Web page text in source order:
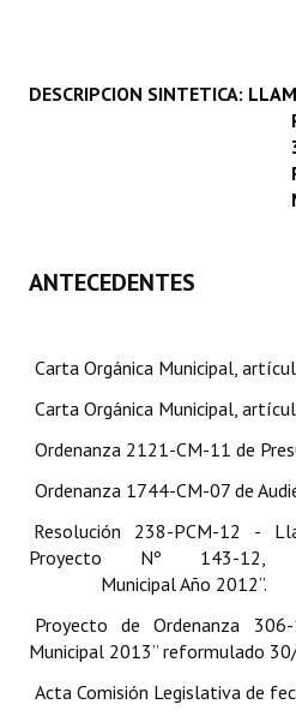
Reglamento Interno
Organigrama
DOCUMENTOS
Proyectos Presentados
Dictámenes Asesoría Letrada
Actas de Sesión
DESCRIPCION SINTETICA:
ANTECEDENTES
Carta Orgánica Municipal,
Carta Orgánica Municipal,
Ordenanza 2121-CM-11 de
Ordenanza 1744-CM-07 de
Resolución 238-PCM-12 -
Proyecto Nº 143-12,
Municipal Año 2012”.
Proyecto de Ordenanza 306-
Municipal 2013” reformulado
Acta Comisión Legislativa de